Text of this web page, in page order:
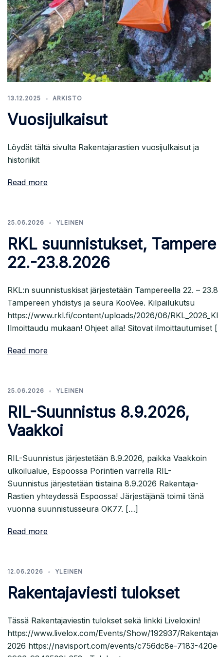
13.12.2025 ARKISTO
Vuosijulkaisut
Löydät tältä sivulta Rakentajarastien vuosijulkaisut ja
historiikit
Read more
25.06.2026 YLEINEN
RKL suunnistukset, Tampere
22.-23.8.2026
RKL:n suunnistuskisat järjestetään Tampereella 22. –
Tampereen yhdistys ja seura KooVee. Kilpailukutsu
https://www.rkl.fi/content/uploads/2026/06/
Ilmoittaudu mukaan! Ohjeet alla! Sitovat ilmoittautumiset
Read more
25.06.2026 YLEINEN
RIL-Suunnistus 8.9.2026,
Vaakkoi
RIL-Suunnistus järjestetään 8.9.2026, paikka Vaakkoin
ulkoilualue, Espoossa Porintien varrella RIL-
Suunnistus järjestetään tiistaina 8.9.2026 Rakentaja-
Rastien yhteydessä Espoossa! Järjestäjänä toimii tänä
vuonna suunnistusseura OK77. […]
Read more
12.06.2026 YLEINEN
Rakentajaviesti tulokset
Tässä Rakentajaviestin tulokset sekä linkki Liveloxiin!
https://www.livelox.com/Events/Show/192937/
2026 https://navisport.com/events/c756dc8e-7183-